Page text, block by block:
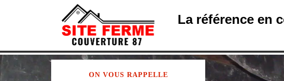
La référence en
ON VOUS RAPPELLE